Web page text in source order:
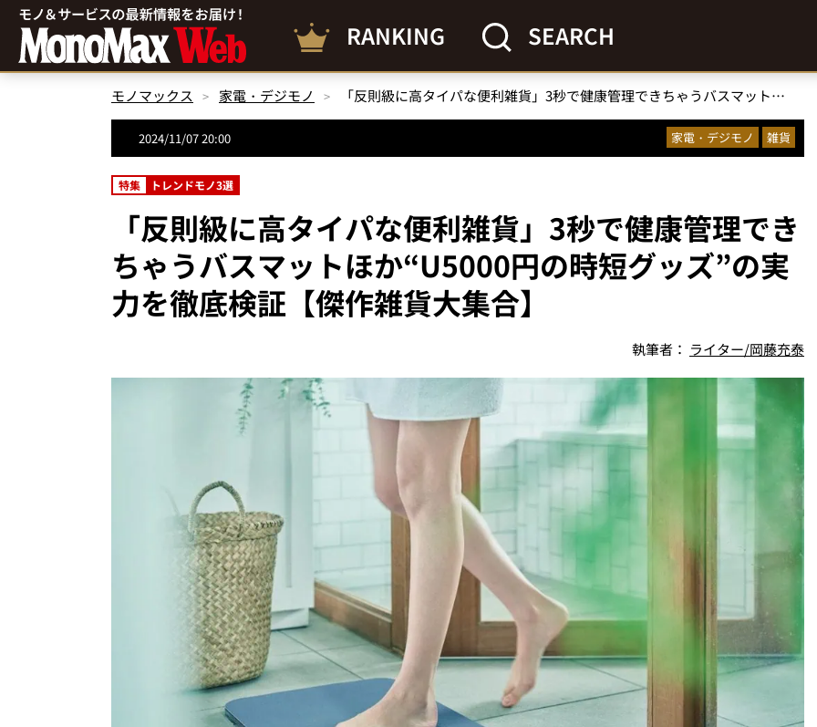
RANKING SEARCH
モノマックス 家電・デジモノ 「反則級に高タイパな便利雑貨」3秒で健康管理できちゃうバスマットほか“U5000円の時短グッズ”の実力を徹底検証【傑作雑貨大集合】
2024/11/07 20:00 家電・デジモノ 雑貨
特集 トレンドモノ3選
「反則級に高タイパな便利雑貨」3秒で健康管理でき
ちゃうバスマットほか“U5000円の時短グッズ”の実
力を徹底検証【傑作雑貨大集合】
執筆者： ライター/岡藤充泰